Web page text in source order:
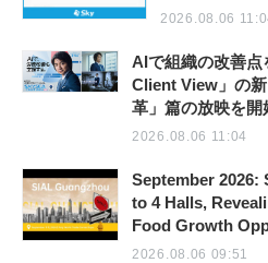
2026.08.06
AIで組織の改善
Client View」の
革」篇の放映を開
2026.08.06 11:04
September 2026:
to 4 Halls,
Food Growth
2026.08.06 09:51